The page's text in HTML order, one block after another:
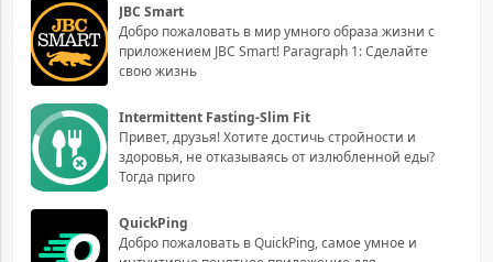
JBC Smart
Добро пожаловать в мир умного образа жизни с
приложением JBC Smart! Paragraph 1: Сделайте
свою жизнь
Intermittent Fasting-Slim Fit
Привет, друзья! Хотите достичь стройности и
здоровья, не отказываясь от излюбленной еды?
Тогда приго
QuickPing
Добро пожаловать в QuickPing, самое умное и